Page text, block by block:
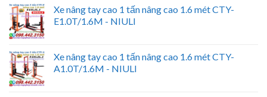
Xe nâng tay cao 1 tấn nâng cao 1.6 mét CTY-
E1.0T/1.6M - NIULI
Xe nâng tay cao 1 tấn nâng cao 1.6 mét CTY-
A1.0T/1.6M - NIULI